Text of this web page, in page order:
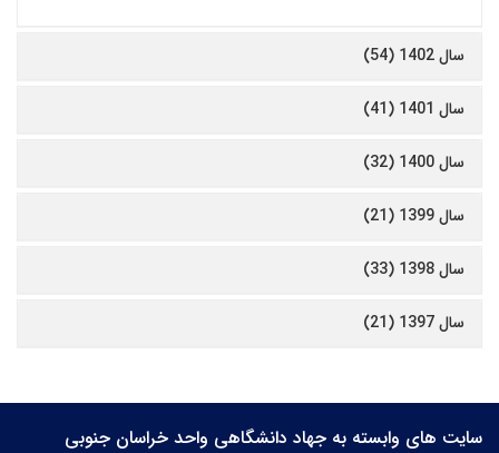
سال 1402 (54)
سال 1401 (41)
سال 1400 (32)
سال 1399 (21)
سال 1398 (33)
سال 1397 (21)
سایت های وابسته به جهاد دانشگاهی واحد خراسان جنوبی